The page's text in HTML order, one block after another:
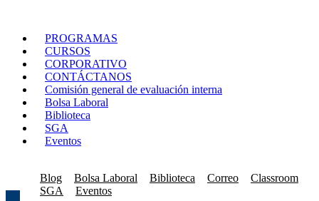
PROGRAMAS
CURSOS
CORPORATIVO
CONTÁCTANOS
Comisión general de evaluación interna
Bolsa Laboral
Biblioteca
SGA
Eventos
Blog Bolsa Laboral Biblioteca Correo
Classroom
SGA
Eventos